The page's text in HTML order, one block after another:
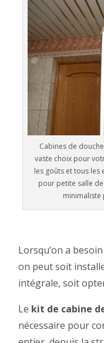
Cabines de
vaste choix pour
les goûts et tous les
pour petite salle
minimaliste
Lorsqu’on a
on peut soit
intégrale, soit
Le kit de cabine
nécessaire pour